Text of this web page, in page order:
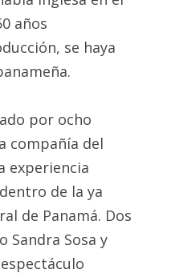
años
se haya
por ocho
compañía del
experiencia
de la ya
de Panamá. Dos
Sandra Sosa y